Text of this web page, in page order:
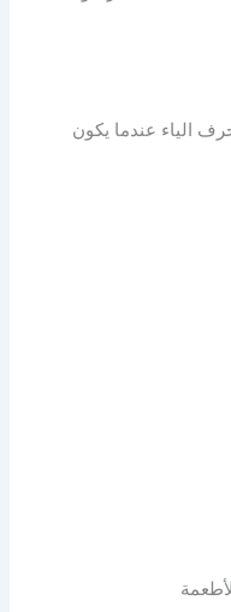
الياء عندما يكون